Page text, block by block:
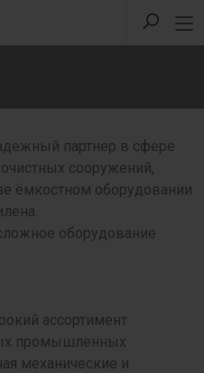
партнер в сфере
сооружений,
ёмкостном оборудовании
оборудование
ассортимент
промышленных
механические и